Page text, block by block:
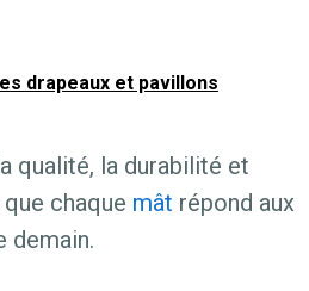
drapeaux et pavillons
qualité, la durabilité et
chaque mât répond aux
demain.